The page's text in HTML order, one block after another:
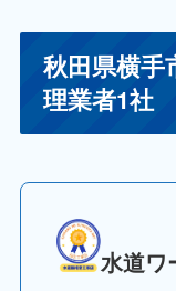
秋田県横手
理業者1社
水道ワ